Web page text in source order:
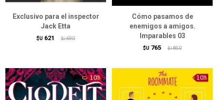
Exclusivo para el inspector
Jack Etta
$U 621 $U 690
Cómo pasamos de
enemigos a amigos.
Imparables 03
$U 765 $U 850